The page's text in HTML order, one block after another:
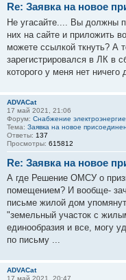
Re: Заявка на новое
Не угасайте.... Вы должны
них на сайте и приложить
можете ссылкой ткнуть? А
зарегистрировался в ЛК в
которого у меня нет ничего
ADVACat
17 май 2021, 21:06
Форум: Снабжение
Тема: Заявка на новое
Ответы: 137
Просмотры: 615812
Re: Заявка на новое
А где Решение ОМСУ о
помещением? И вообще-
письме жилой дом
"земельный участок с
единообразия и все, могу
по письму ...
ADVACat